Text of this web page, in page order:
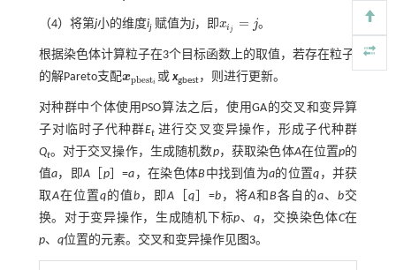
（4）将第j小的维度ij赋值为j，即xi j = j
xij= 。
根据染色体计算粒子在3个目标函数上的取值，若存在粒子
的解Pareto支配xpbesti
xpbest 或 xgbest，则进行更新。
对种群中个体使用PSO算法之后，使用GA的交叉和变异算
子对临时子代种群Et 进行交叉变异操作，形成子代种群
Qt。对于交叉操作，生成随机数p，获取染色体A在位置p的
值a，即A［ p］=a ，在染色体B 中找到值为a的位置q ，并获
取A在位置q的值b，即A［ q ］=b ，将A和B各自的a、b交
换。对于变异操作，生成随机下标p、 q，交换染色体C在
p、 q位置的元素。交叉和变异操作见图3。